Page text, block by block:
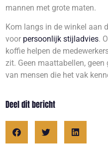
mannen met grote maten.
Kom langs in de winkel aan
voor persoonlijk stijladvies.
koffie helpen de
zit. Geen maattabellen,
van mensen die het vak
Deel dit bericht